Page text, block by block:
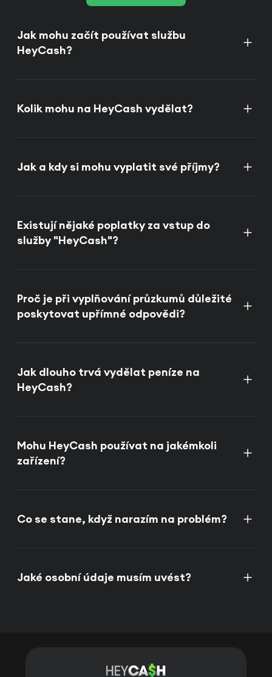
Jak mohu začít používat službu
HeyCash?
Kolik mohu na HeyCash vydělat?
Jak a kdy si mohu vyplatit své příjmy?
Existují nějaké poplatky za vstup do
služby "HeyCash"?
Proč je při vyplňování průzkumů důležité
poskytovat upřímné odpovědi?
Jak dlouho trvá vydělat peníze na
HeyCash?
Mohu HeyCash používat na jakémkoli
zařízení?
Co se stane, když narazím na problém?
Jaké osobní údaje musím uvést?